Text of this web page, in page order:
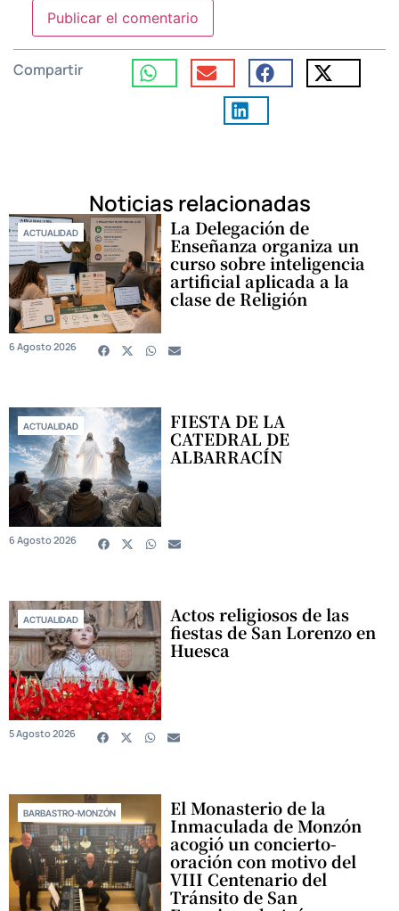
Compartir
Noticias relacionadas
ACTUALIDAD La Delegación de
Enseñanza organiza un
curso sobre inteligencia
artificial aplicada a la
clase de Religión
6 Agosto 2026
ACTUALIDAD FIESTA DE LA
CATEDRAL DE
ALBARRACÍN
6 Agosto 2026
ACTUALIDAD Actos religiosos de las
fiestas de San Lorenzo en
Huesca
5 Agosto 2026
BARBASTRO-MONZÓN El Monasterio de la
Inmaculada de Monzón
acogió un concierto-
oración con motivo del
VIII Centenario del
Tránsito de San